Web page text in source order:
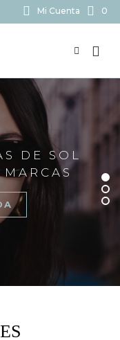
Mi Cuenta 0
DE SOL